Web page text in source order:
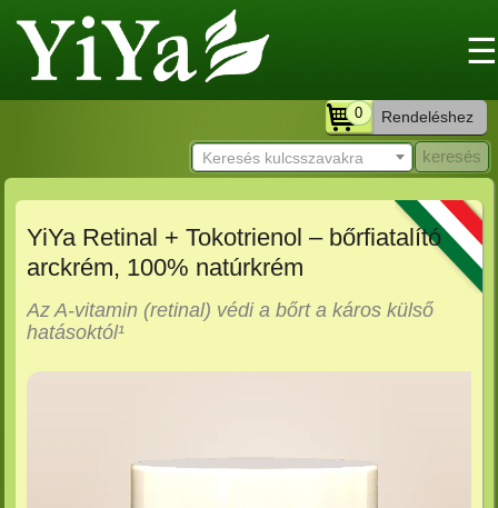
☰
Keresés kulcsszavakra
0 Rendeléshez
YiYa Retinal + Tokotrienol – bőrfiatalító
arckrém, 100% natúrkrém
Az A-vitamin (retinal) védi a bőrt a káros külső
hatásoktól¹